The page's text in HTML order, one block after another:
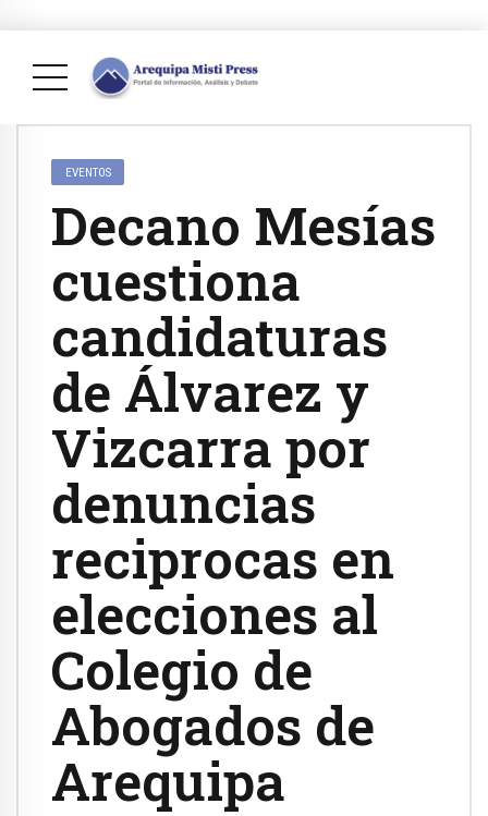
EVENTOS
Decano Mesías
cuestiona
candidaturas
de Álvarez y
Vizcarra por
denuncias
reciprocas en
elecciones al
Colegio de
Abogados de
Arequipa